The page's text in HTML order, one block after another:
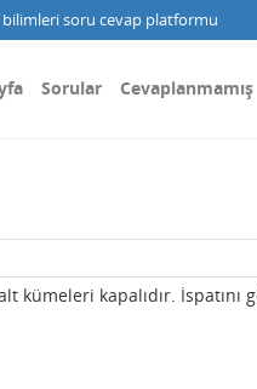
soru cevap platformu
Sorular Cevaplanmamış
kümeleri kapalıdır.